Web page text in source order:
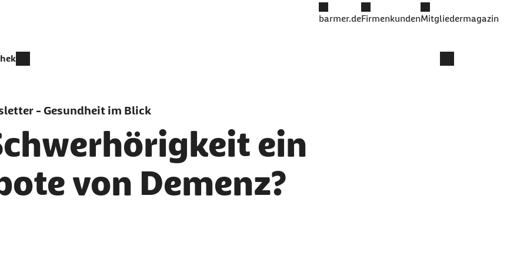
barmer.deFirmenkundenMitgliedermagazin
- Gesundheit im Blick
ein
von Demenz?
als